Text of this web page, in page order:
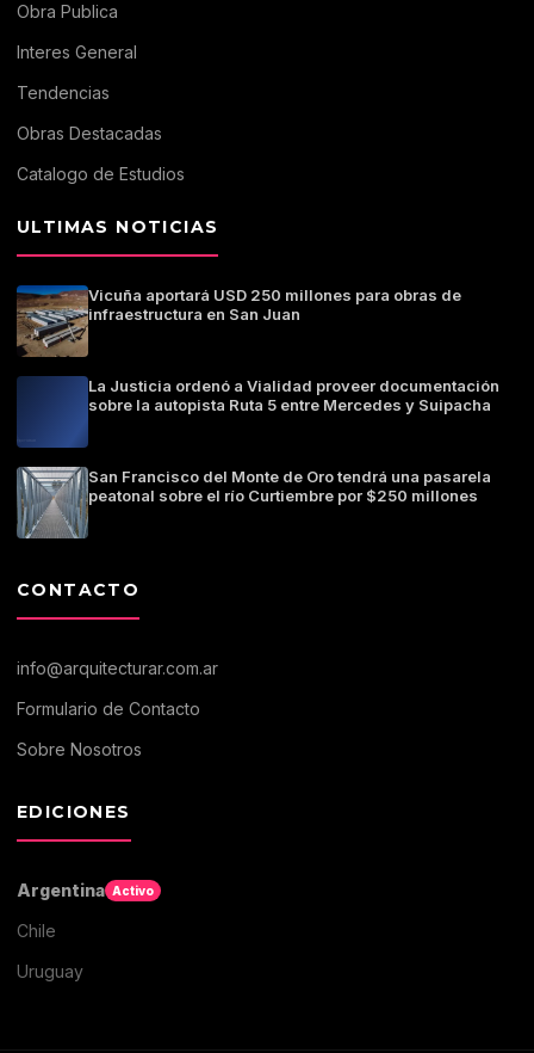
Obra Publica
Interes General
Tendencias
Obras Destacadas
Catalogo de Estudios
ULTIMAS NOTICIAS
Vicuña aportará USD 250 millones para obras de
infraestructura en San Juan
La Justicia ordenó a Vialidad proveer documentación
sobre la autopista Ruta 5 entre Mercedes y Suipacha
San Francisco del Monte de Oro tendrá una pasarela
peatonal sobre el río Curtiembre por $250 millones
CONTACTO
info@arquitecturar.com.ar
Formulario de Contacto
Sobre Nosotros
EDICIONES
Argentina Activo
Chile
Uruguay